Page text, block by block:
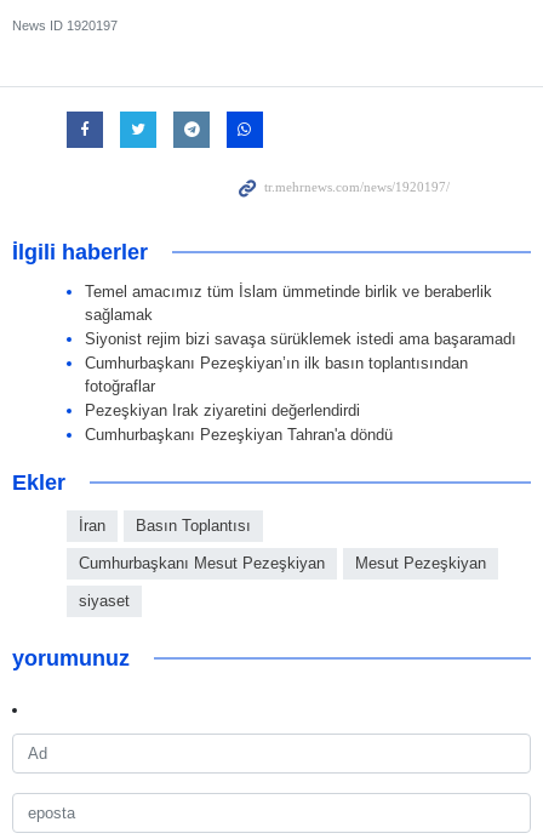
News ID 1920197
İlgili haberler
Temel amacımız tüm İslam ümmetinde birlik ve beraberlik
sağlamak
Siyonist rejim bizi savaşa sürüklemek istedi ama başaramadı
Cumhurbaşkanı Pezeşkiyan’ın ilk basın toplantısından
fotoğraflar
Pezeşkiyan Irak ziyaretini değerlendirdi
Cumhurbaşkanı Pezeşkiyan Tahran'a döndü
Ekler
İran Basın Toplantısı
Cumhurbaşkanı Mesut Pezeşkiyan Mesut Pezeşkiyan
siyaset
yorumunuz